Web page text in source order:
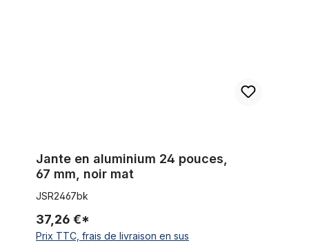
Jante en aluminium 24 pouces,
67 mm, noir mat
JSR2467bk
37,26 €*
Prix TTC, frais de livraison en sus